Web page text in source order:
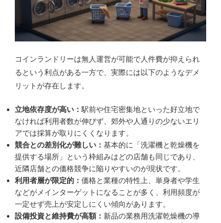
コインランドリーは無人運営が可能で人件費が抑えられ
るという利点がある一方で、実際には以下のようなデメ
リットが存在します。
立地依存度が高い： 駅前や住宅密集地といった好立地で
なければ利用者数が伸びず、郊外や人通りの少ないエリ
アでは採算が取りにくくなります。
競合との差別化が難しい： 基本的に「洗濯機と乾燥機を
提供する場所」という枠組みはどの店舗も同じであり、
近隣店舗との価格競争に陥りやすいのが現状です。
利用者層が限定的： 価格と業種の特性上、単身者や学生
などがメインターゲットになることが多く、利用頻度が
一定せず売上が安定しにくい傾向があります。
設備投資と維持費が高額： 新品の業務用洗濯乾燥機の導